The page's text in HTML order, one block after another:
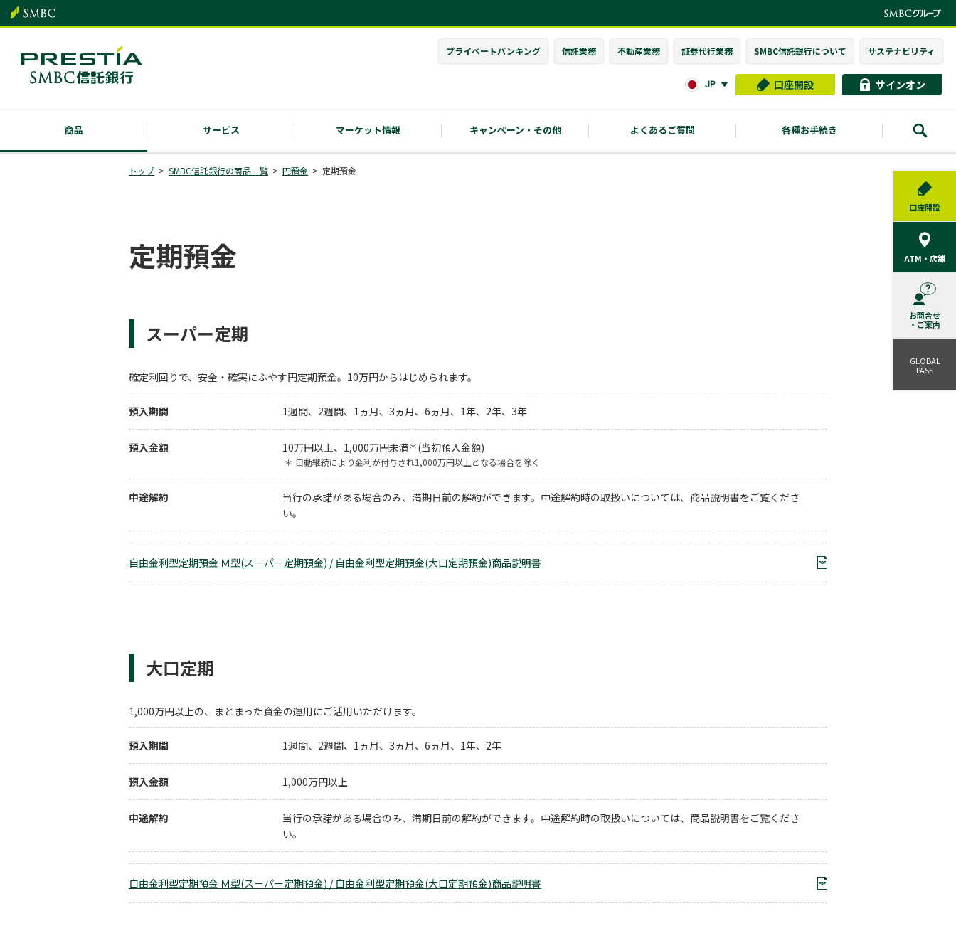
プライベートバンキング 信託業務 不動産業務 証券代行業務 SMBC信託銀行について サステナビリティ
JP 口座開設 サインオン
商品 サービス マーケット情報 キャンペーン・ その他 よくあるご質問 各種お手続き
トップ SMBC信託銀行の商品一覧 円預金 定期預金
定期預金
スーパー定期
確定利回りで、安全・確実にふやす円定期預金。10万円からはじめられます。
預入期間 1週間、2週間、1ヵ月、3ヵ月、6ヵ月、1年、2年、3年
預入金額 10万円以上、1,000万円未満＊(当初預入金額)
＊ 自動継続により金利が付与され1,000万円以上となる場合を除く
中途解約
当行の承諾がある場合のみ、満期日前の解約ができます。中途解約時の取扱いについては、商品説明書をご覧くださ
い。
自由金利型定期預金 Ｍ型(スーパー定期預金) / 自由金利型定期預金(大口定期預金)商品説明書
大口定期
1,000万円以上の、まとまった資金の運用にご活用いただけます。
預入期間 1週間、2週間、1ヵ月、3ヵ月、6ヵ月、1年、2年
預入金額 1,000万円以上
中途解約
当行の承諾がある場合のみ、満期日前の解約ができます。中途解約時の取扱いについては、商品説明書をご覧くださ
い。
自由金利型定期預金 Ｍ型(スーパー定期預金) / 自由金利型定期預金(大口定期預金)商品説明書
口座開設
ATM・店舗
お問合せ
・ご案内
GLOBAL
PASS